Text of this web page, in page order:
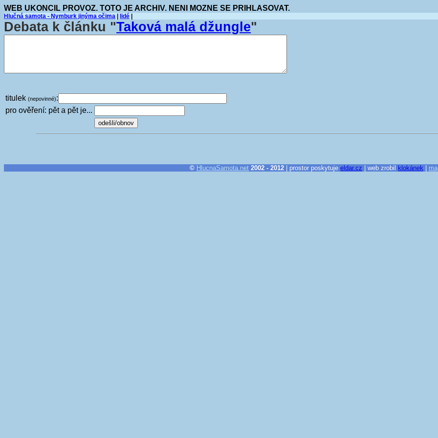
WEB UKONCIL PROVOZ. TOTO JE ARCHIV. NENI MOZNE SE PRIHLASOVAT.
Hlučná samota - Nymburk jinýma očima lidé
Debata k článku "Taková malá džungle"
titulek (nepovinné):
pro ověření: pět a pět je...
© HlucnaSamota.net 2002 - 2012 | prostor poskytuje eldar.cz | web zrobil klokánek